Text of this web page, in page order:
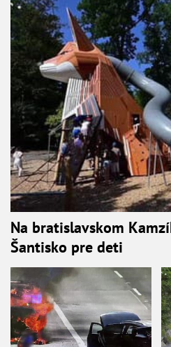
Na bratislavskom
Šantisko pre deti